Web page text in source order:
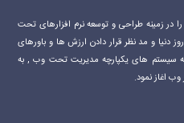
سال 1390 فعالیت خود را در زمینه طراحی و توسعه نرم افزارهای تحت
دنیا و مد نظر قرار دادن ارزش ها و باورهای
سیستم های یکپارچه مدیریت تحت وب , به
وب اغاز نمود.